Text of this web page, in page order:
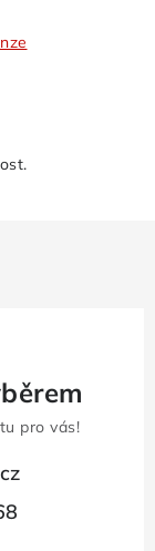
pro vás!